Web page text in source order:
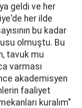
geldi ve her
her ilde
bu kadar
olmuştu. Bu
tavuk mu
varması
akademisyen
faaliyet
kuralım"